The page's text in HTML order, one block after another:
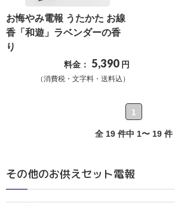
お悔やみ電報 うたかた お線
香「和遊」ラベンダーの香
り
料金： 5,390 円
（消費税・文字料・送料込）
1
全 19 件中 1〜 19 件
その他のお供えセット電報